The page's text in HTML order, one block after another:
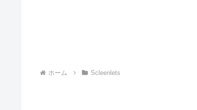
ホーム Scleenlets